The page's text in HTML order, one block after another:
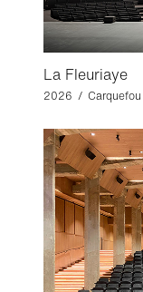
La Fleuriaye
2026 /